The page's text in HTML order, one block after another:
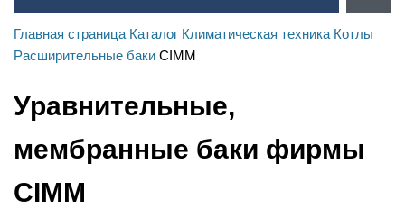
Главная страница Каталог Климатическая техника Котлы
Расширительные баки CIMM
Уравнительные,
мембранные баки фирмы
CIMM